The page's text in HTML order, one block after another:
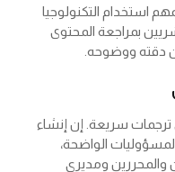
استخدام التكنولوجيا
بمراجعة المحتوى
دقته ووضوحه.
ترجمات سريعة. إن إنشاء
الواضحة،
والمحررين ومديري